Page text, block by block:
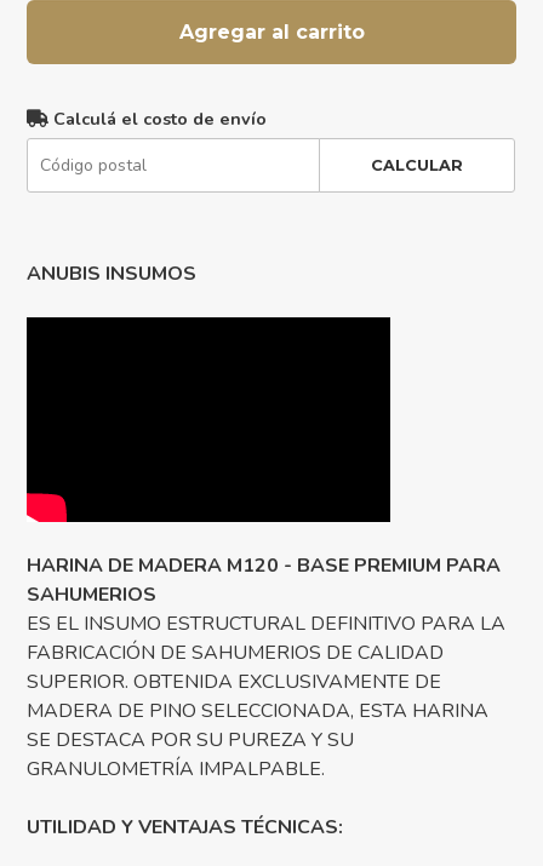
Agregar al carrito
Calculá el costo de envío
CALCULAR
ANUBIS INSUMOS
HARINA DE MADERA M120 - BASE PREMIUM PARA
SAHUMERIOS
ES EL INSUMO ESTRUCTURAL DEFINITIVO PARA LA
FABRICACIÓN DE SAHUMERIOS DE CALIDAD
SUPERIOR. OBTENIDA EXCLUSIVAMENTE DE
MADERA DE PINO SELECCIONADA, ESTA HARINA
SE DESTACA POR SU PUREZA Y SU
GRANULOMETRÍA IMPALPABLE.
UTILIDAD Y VENTAJAS TÉCNICAS: